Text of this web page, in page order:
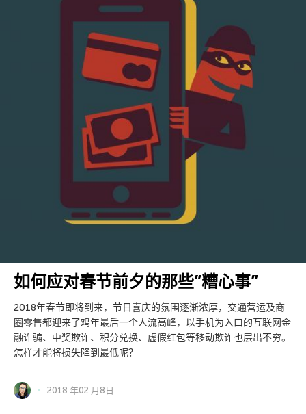
如何应对春节前夕的那些”糟心事”
2018年春节即将到来，节日喜庆的氛围逐渐浓厚，交通营运及商
圈零售都迎来了鸡年最后一个人流高峰，以手机为入口的互联网金
融诈骗、中奖欺诈、积分兑换、虚假红包等移动欺诈也层出不穷。
怎样才能将损失降到最低呢？
2018 年02 月8日